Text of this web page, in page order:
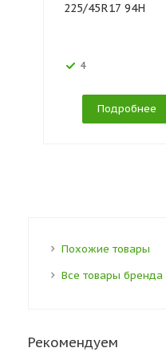
225/45R17 94H
4
Подробнее
Похожие товары
Все товары бренда
Рекомендуем